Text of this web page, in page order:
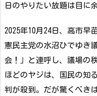
日のやりたい放題は目に余
2025年10月24日、高市早
憲民主党の水沼ひでゆき
会！」と連呼し、議場の
ほどのヤジは、国民の知
判が殺到。だが驚くべき